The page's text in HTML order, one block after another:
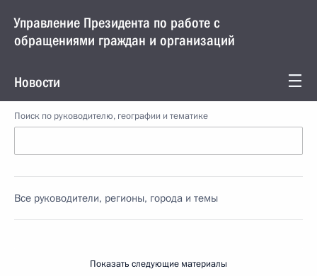
Управление Президента по работе с
обращениями граждан и организаций
Новости
Поиск по руководителю, географии и тематике
Все руководители, регионы, города и темы
Показать следующие материалы